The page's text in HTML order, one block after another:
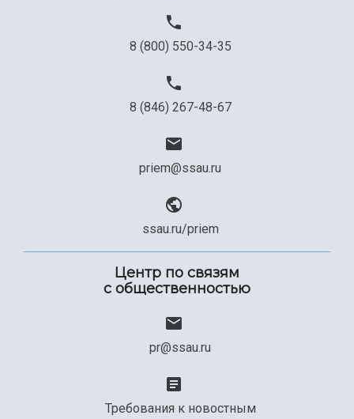
Официальные документы
8 (800) 550-34-35
8 (846) 267-48-67
priem@ssau.ru
ssau.ru/priem
Центр по связям
с общественностью
pr@ssau.ru
Требования к новостным